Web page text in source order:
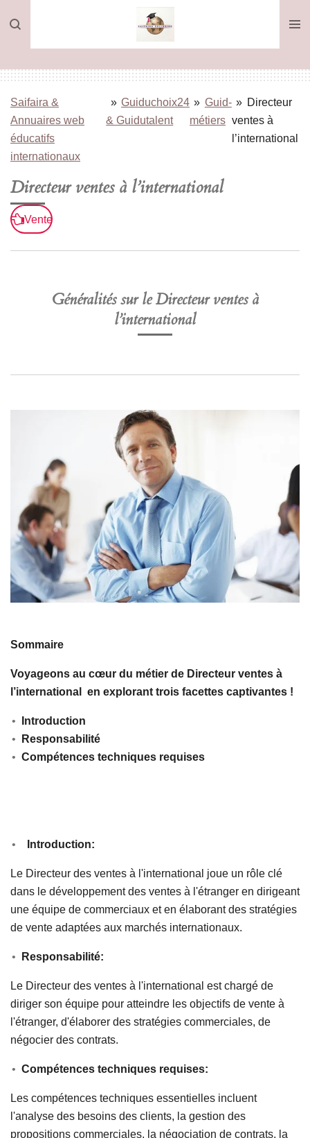
au
contenu
principal
Saifaira &
Annuaires web
éducatifs
internationaux
» Guiduchoix24
& Guidutalent
» Guid-
métiers
» Directeur
ventes à
l’international
Directeur ventes à l’international
Vente
Généralités sur le Directeur ventes à
l’international
Sommaire
Voyageons au cœur du métier de Directeur ventes à
l’international en explorant trois facettes captivantes !
Introduction
Responsabilité
Compétences techniques requises
Introduction:
Le Directeur des ventes à l'international joue un rôle clé
dans le développement des ventes à l'étranger en dirigeant
une équipe de commerciaux et en élaborant des stratégies
de vente adaptées aux marchés internationaux.
Responsabilité:
Le Directeur des ventes à l'international est chargé de
diriger son équipe pour atteindre les objectifs de vente à
l'étranger, d'élaborer des stratégies commerciales, de
négocier des contrats.
Compétences techniques requises:
Les compétences techniques essentielles incluent
l'analyse des besoins des clients, la gestion des
propositions commerciales, la négociation de contrats, la